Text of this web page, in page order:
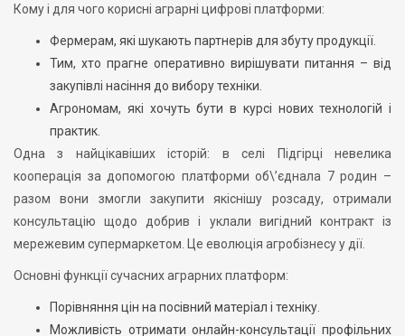
Кому і для чого корисні аграрні цифрові платформи:
Фермерам, які шукають партнерів для збуту продукції.
Тим, хто прагне оперативно вирішувати питання – від
закупівлі насіння до вибору техніки.
Агрономам, які хочуть бути в курсі нових технологій і
практик.
Одна з найцікавіших історій: в селі Підгірці невелика
кооперація за допомогою платформи об\’єднала 7 родин –
разом вони змогли закупити якіснішу розсаду, отримали
консультацію щодо добрив і уклали вигідний контракт із
мережевим супермаркетом. Це еволюція агробізнесу у дії.
Основні функції сучасних аграрних платформ:
Порівняння цін на посівний матеріал і техніку.
Можливість отримати онлайн-консультації профільних